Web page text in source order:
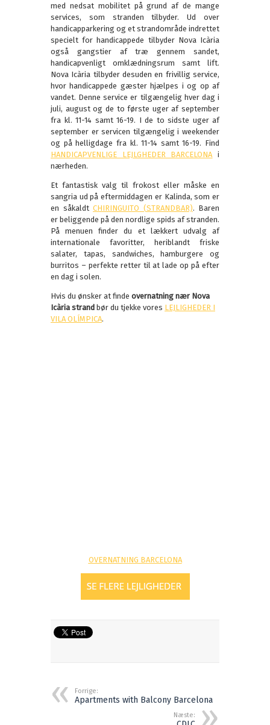
med nedsat mobilitet på grund af de mange
services, som stranden tilbyder. Ud over
handicapparkering og et strandområde indrettet
specielt for handicappede tilbyder Nova Icària
også gangstier af træ gennem sandet,
handicapvenligt omklædningsrum samt lift.
Nova Icària tilbyder desuden en frivillig service,
hvor handicappede gæster hjælpes i og op af
vandet. Denne service er tilgængelig hver dag i
juli, august og de to første uger af september
fra kl. 11-14 samt 16-19. I de to sidste uger af
september er servicen tilgængelig i weekender
og på helligdage fra kl. 11-14 samt 16-19. Find
HANDICAPVENLIGE LEJLGHEDER BARCELONA i
nærheden.
Et fantastisk valg til frokost eller måske en
sangria ud på eftermiddagen er Kalinda, som er
en såkaldt CHIRINGUITO (STRANDBAR). Baren
er beliggende på den nordlige spids af stranden.
På menuen finder du et lækkert udvalg af
internationale favoritter, heriblandt friske
salater, tapas, sandwiches, hamburgere og
burritos – perfekte retter til at lade op på efter
en dag i solen.
Hvis du ønsker at finde overnatning nær Nova
Icària strand bør du tjekke vores LEJLIGHEDER I
VILA OLÍMPICA.
OVERNATNING BARCELONA
Forrige:
Apartments with Balcony Barcelona
Næste: